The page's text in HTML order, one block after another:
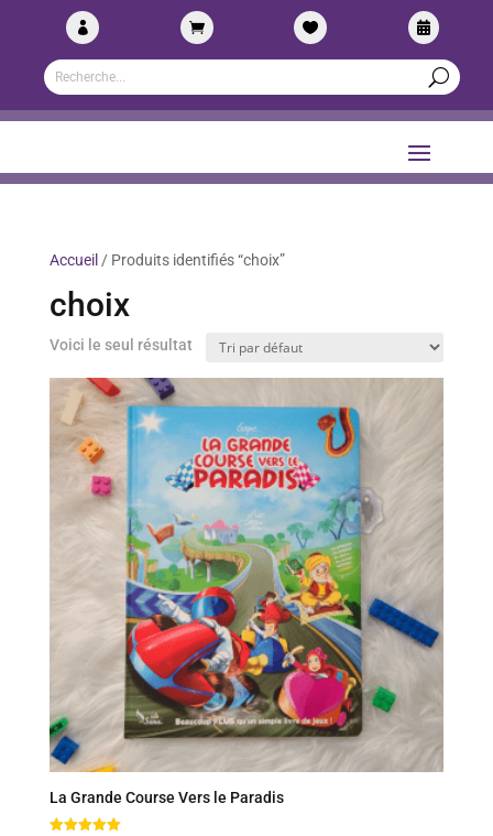
   
Accueil / Produits identifiés “choix”
choix
Voici le seul résultat
La Grande Course Vers le Paradis